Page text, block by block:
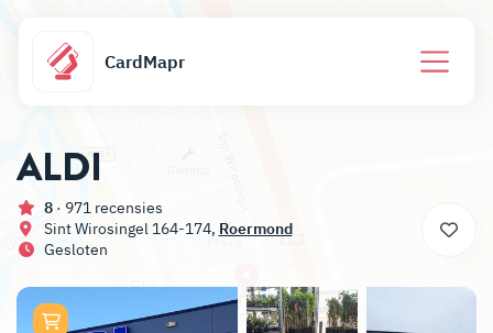
CardMapr
ALDI
8 · 971 recensies
Sint Wirosingel 164-174, Roermond
Gesloten